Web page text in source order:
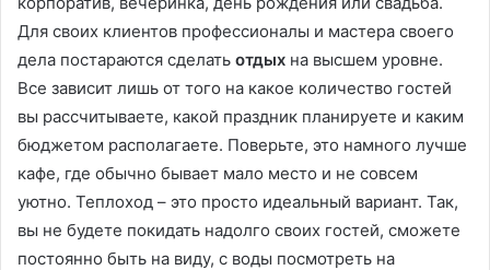
Для своих клиентов профессионалы и мастера своего
дела постараются сделать отдых на высшем уровне.
Все зависит лишь от того на какое количество гостей
вы рассчитываете, какой праздник планируете и каким
бюджетом располагаете. Поверьте, это намного лучше
кафе, где обычно бывает мало место и не совсем
уютно. Теплоход – это просто идеальный вариант. Так,
вы не будете покидать надолго своих гостей, сможете
постоянно быть на виду, с воды посмотреть на